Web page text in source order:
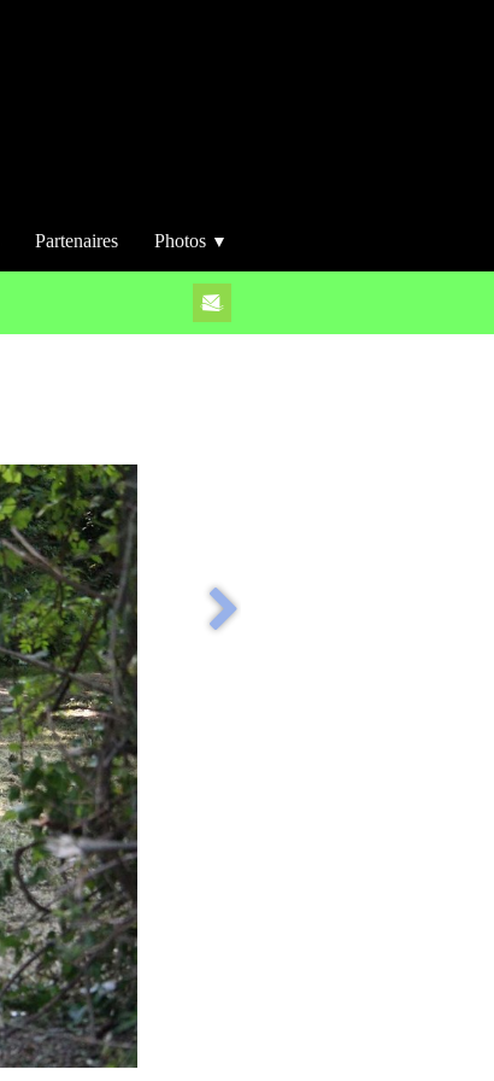
Partenaires Photos ▼